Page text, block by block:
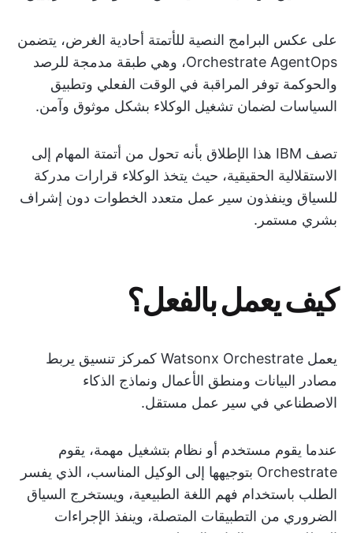
على عكس البرامج النصية للأتمتة أحادية الغرض، يتضمن
Orchestrate AgentOps، وهي طبقة مدمجة للرصد
والحوكمة توفر المراقبة في الوقت الفعلي وتطبيق
السياسات لضمان تشغيل الوكلاء بشكل موثوق وآمن.
تصف IBM هذا الإطلاق بأنه تحول من أتمتة المهام إلى
الاستقلالية الحقيقية، حيث يتخذ الوكلاء قرارات مدركة
للسياق وينفذون سير عمل متعدد الخطوات دون إشراف
بشري مستمر.
كيف يعمل بالفعل؟
يعمل Watsonx Orchestrate كمركز تنسيق يربط
مصادر البيانات ومنطق الأعمال ونماذج الذكاء
الاصطناعي في سير عمل مستقل.
عندما يقوم مستخدم أو نظام بتشغيل مهمة، يقوم
Orchestrate بتوجيهها إلى الوكيل المناسب، الذي يفسر
الطلب باستخدام فهم اللغة الطبيعية، ويستخرج السياق
الضروري من التطبيقات المتصلة، وينفذ الإجراءات